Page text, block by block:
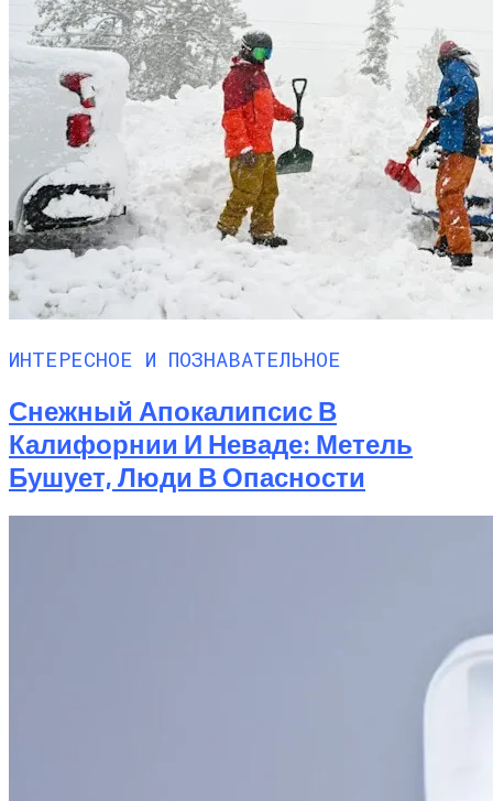
ИНТЕРЕСНОЕ И ПОЗНАВАТЕЛЬНОЕ
Снежный Апокалипсис В
Калифорнии И Неваде: Метель
Бушует, Люди В Опасности